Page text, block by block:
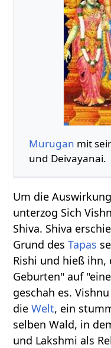
Murugan mit
und Deivayanai.
Um die
unterzog Sich
Shiva. Shiva
Grund desTapas
Rishi und hieß ihn,
Geburten" auf "eine
geschah es.
dieWelt, ein
selben Wald, in
und Lakshmi als